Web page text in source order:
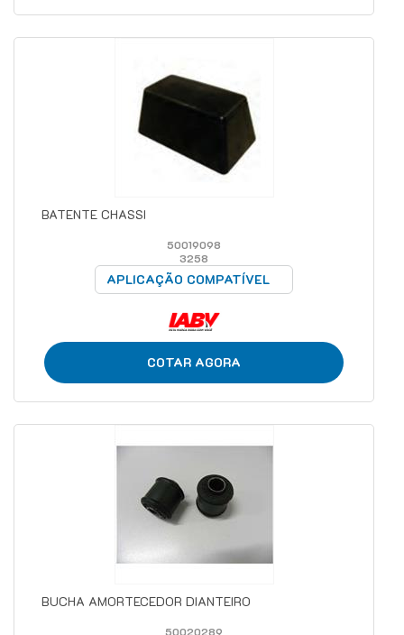
BATENTE CHASSI
50019098
3258
APLICAÇÃO COMPATÍVEL
COTAR AGORA
BUCHA AMORTECEDOR DIANTEIRO
50020289